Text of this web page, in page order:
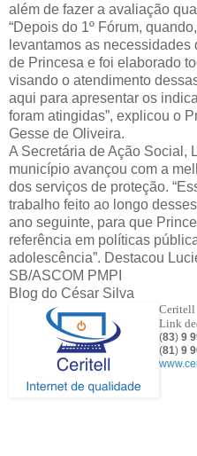
além de fazer a avaliação
“Depois do 1º Fórum,
levantamos as
de Princesa e foi elaborado
visando o atendimento
aqui para apresentar os
foram atingidas”, explicou o
Gesse de Oliveira.
A Secretária de Ação Social,
município avançou com a
dos serviços de proteção.
trabalho feito ao longo
ano seguinte, para que
referência em políticas
adolescência”. Destacou
SB/ASCOM PMPI
Blog do César Silva
Ceritell
Link
(83) 9
(81) 9